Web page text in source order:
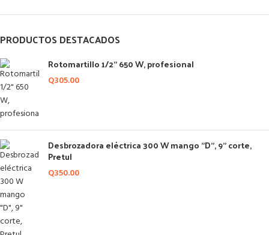
PRODUCTOS DESTACADOS
Rotomartillo 1/2" 650 W, profesional
Q305.00
Desbrozadora eléctrica 300 W mango "D", 9" corte,
Pretul
Q350.00